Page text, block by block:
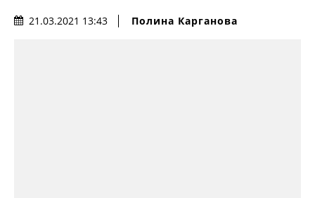
21.03.2021 13:43 Полина Карганова